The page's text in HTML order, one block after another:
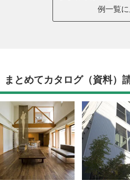
例一覧
まとめてカタログ（資料）